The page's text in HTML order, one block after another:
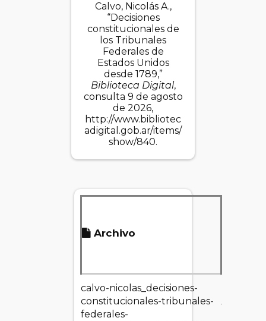
Calvo, Nicolás A.,
“Decisiones
constitucionales de
los Tribunales
Federales de
Estados Unidos
desde 1789,”
Biblioteca Digital,
consulta 9 de agosto
de 2026,
http://www.bibliotec
adigital.gob.ar/items/
show/840.
Archivo
calvo-nicolas_decisiones-
constitucionales-tribunales-
federales-
177.07 KB